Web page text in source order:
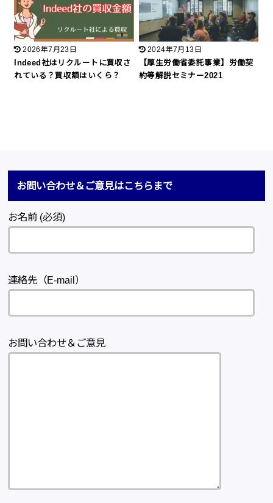
2026年7月23日
Indeed社はリクルートに買収さ
れている？買収額はいくら？
2024年7月13日
【厚生労働省委託事業】労働契
約等解説セミナー2021
お問い合わせ＆ご意見はこちらまで
お名前 (必須)
連絡先（E-mail）
お問い合わせ＆ご意見